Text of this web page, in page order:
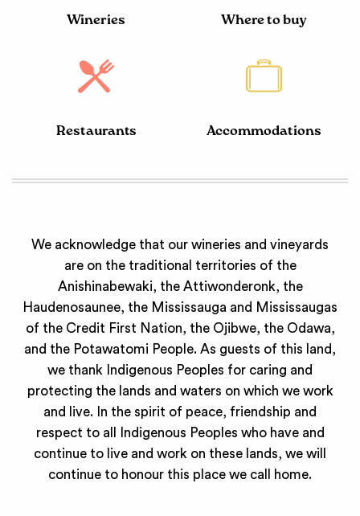
Wineries Where to buy
Restaurants Accommodations
We acknowledge that our wineries and vineyards
are on the traditional territories of the
Anishinabewaki, the Attiwonderonk, the
Haudenosaunee, the Mississauga and Mississaugas
of the Credit First Nation, the Ojibwe, the Odawa,
and the Potawatomi People. As guests of this land,
we thank Indigenous Peoples for caring and
protecting the lands and waters on which we work
and live. In the spirit of peace, friendship and
respect to all Indigenous Peoples who have and
continue to live and work on these lands, we will
continue to honour this place we call home.